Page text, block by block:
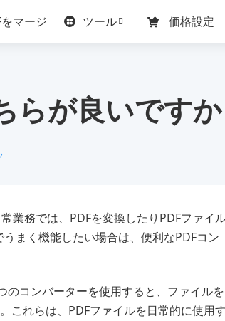
マージ ツール 価格設定
らが良いです
業務では、PDFを変換したりPDFファイ
まく機能したい場合は、便利なPDFコン
コンバーターを使用すると、ファイルを
これらは、PDFファイルを日常的に使用